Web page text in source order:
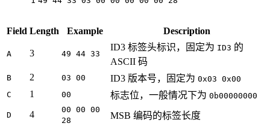
Field Length Example Description
A 3 49 44 33
ID3 标签头标识，固定为 ID3 的
ASCII 码
B 2 03 00 ID3 版本号，固定为 0x03 0x00
C
1 00 标志位，一般情况下为 0b00000000
D 4
00 00 00
28
MSB 编码的标签长度